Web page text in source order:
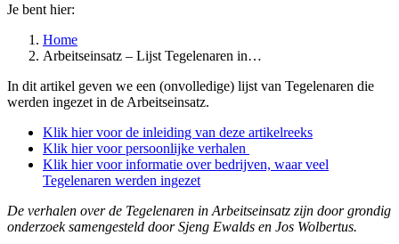
Je bent hier:
Home
Arbeitseinsatz – Lijst Tegelenaren in…
In dit artikel geven we een (onvolledige) lijst van Tegelenaren die
werden ingezet in de Arbeitseinsatz.
Klik hier voor de inleiding van deze artikelreeks
Klik hier voor persoonlijke verhalen
Klik hier voor informatie over bedrijven, waar veel
Tegelenaren werden ingezet
De verhalen over de Tegelenaren in Arbeitseinsatz zijn door grondig
onderzoek samengesteld door Sjeng Ewalds en Jos Wolbertus.